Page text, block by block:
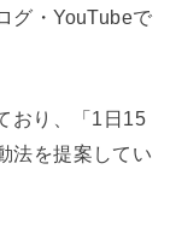
グ・YouTubeで
おり、「1日15
法を提案してい